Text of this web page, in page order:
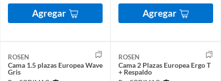
Agregar Agregar
ROSEN
Cama 1.5 plazas Europea Wave
Gris
ROSEN
Cama 2 Plazas Europea Ergo T
+ Respaldo